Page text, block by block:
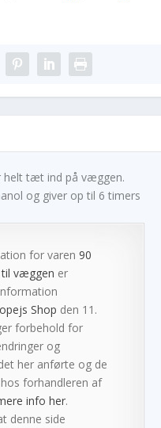
helt tæt ind på væggen.
og giver op til 6 timers
for varen 90
væggen er
Shop den 11.
forbehold for
og
her anførte og de
forhandleren af
info her.
denne side